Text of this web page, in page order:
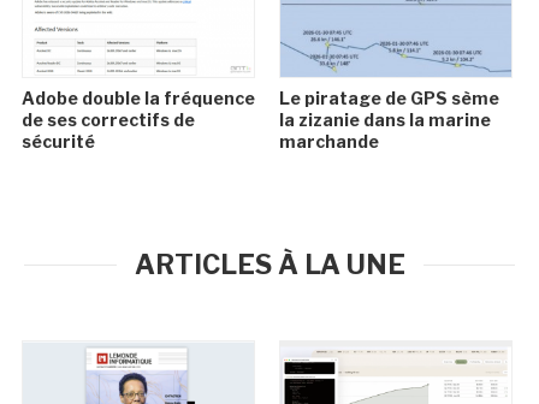
Adobe double la fréquence
de ses correctifs de
sécurité
Le piratage de GPS sème
la zizanie dans la marine
marchande
ARTICLES À LA UNE